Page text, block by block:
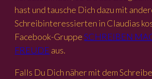
hast und tausche Dich dazu mit
Schreibinteressierten in Claudias
Facebook-GruppeSCHREIBEN
FREUDE aus.
Falls Du Dich näher mit dem